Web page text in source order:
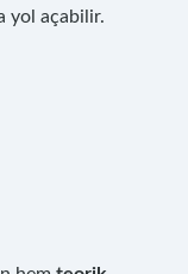
yol açabilir.